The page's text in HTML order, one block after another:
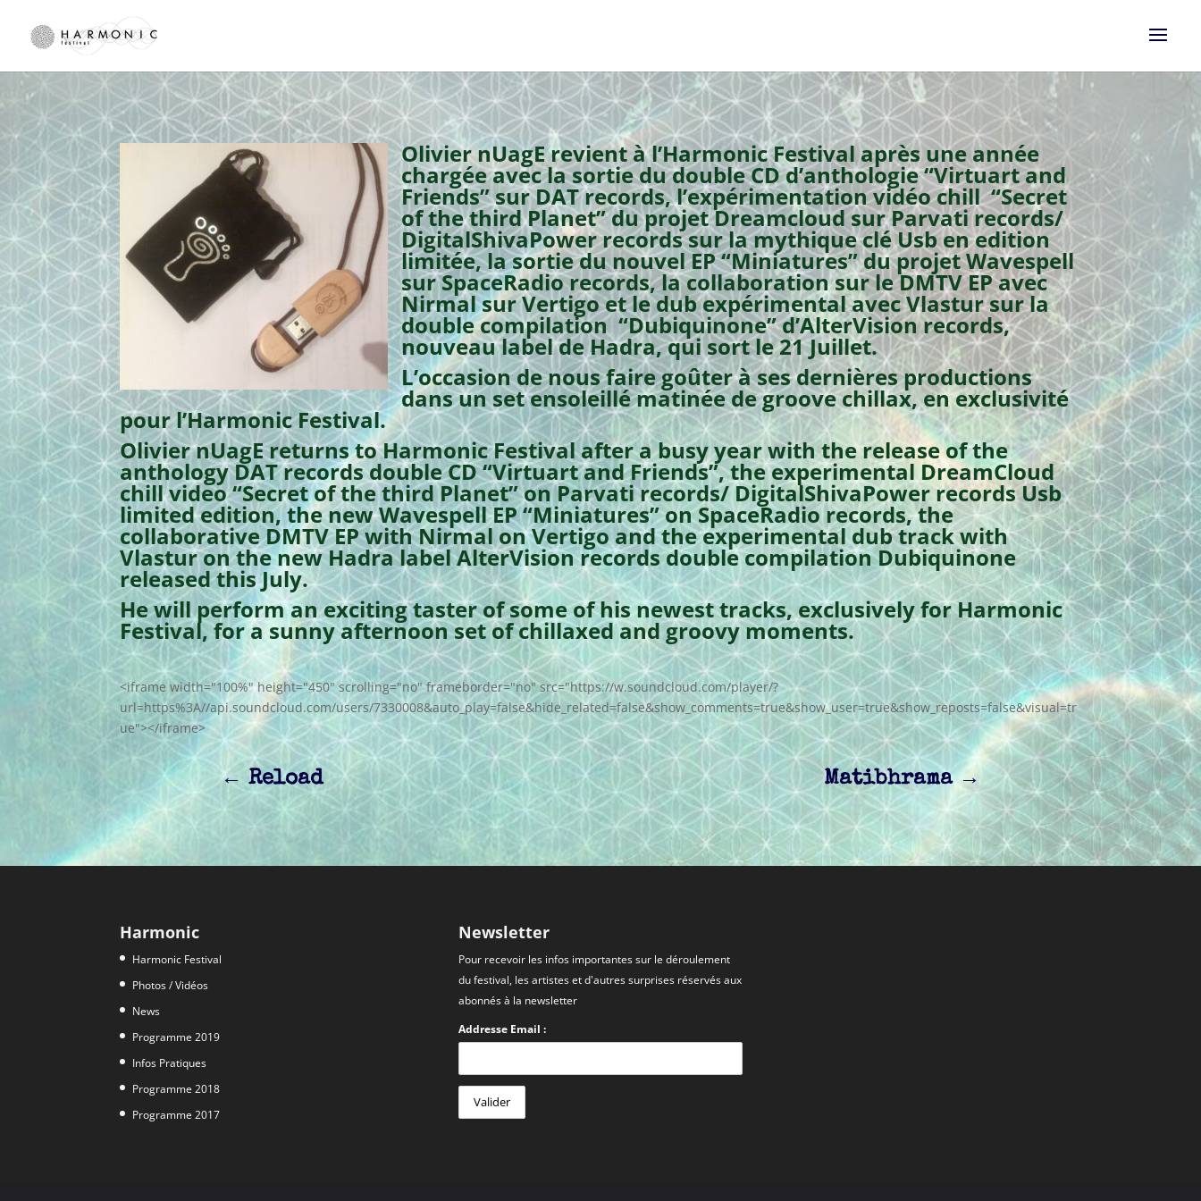
Olivier nUagE revient à l’Harmonic Festival après une année
chargée avec la sortie du double CD d’anthologie “Virtuart and
Friends” sur DAT records, l’expérimentation vidéo chill “Secret
of the third Planet” du projet Dreamcloud sur Parvati records/
DigitalShivaPower records sur la mythique clé Usb en edition
limitée, la sortie du nouvel EP “Miniatures” du projet Wavespell
sur SpaceRadio records, la collaboration sur le DMTV EP avec
Nirmal sur Vertigo et le dub expérimental avec Vlastur sur la
double compilation “Dubiquinone” d’AlterVision records,
nouveau label de Hadra, qui sort le 21 Juillet.
L’occasion de nous faire goûter à ses dernières productions
dans un set ensoleillé matinée de groove chillax, en exclusivité
pour l’Harmonic Festival.
Olivier nUagE returns to Harmonic Festival after a busy year with the release of the
anthology DAT records double CD “Virtuart and Friends”, the experimental DreamCloud
chill video “Secret of the third Planet” on Parvati records/ DigitalShivaPower records Usb
limited edition, the new Wavespell EP “Miniatures” on SpaceRadio records, the
collaborative DMTV EP with Nirmal on Vertigo and the experimental dub track with
Vlastur on the new Hadra label AlterVision records double compilation Dubiquinone
released this July.
He will perform an exciting taster of some of his newest tracks, exclusively for Harmonic
Festival, for a sunny afternoon set of chillaxed and groovy moments.
<iframe width="100%" height="450" scrolling="no" frameborder="no" src="https://w.soundcloud.com/player/?
url=https%3A//api.soundcloud.com/users/7330008&auto_play=false&hide_related=false&show_comments=true&show_user=true&show_reposts=false&visual=tr
ue"></iframe>
← Reload Matibhrama→
Harmonic
Harmonic Festival
Photos / Vidéos
News
Programme 2019
Infos Pratiques
Programme 2018
Programme 2017
Newsletter
Pour recevoir les infos importantes sur le déroulement
du festival, les artistes et d'autres surprises réservés aux
abonnés à la newsletter
Addresse Email :